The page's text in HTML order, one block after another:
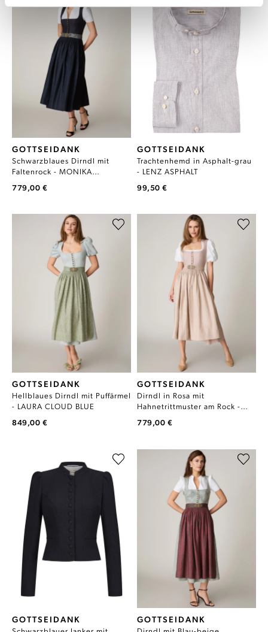
GOTTSEIDANK
Schwarzblaues Dirndl mit
Faltenrock - MONIKA
779,00 €
GOTTSEIDANK
Trachtenhemd in Asphalt-grau
- LENZ ASPHALT
99,50 €
GOTTSEIDANK
Hellblaues Dirndl mit Puffärmel
- LAURA CLOUD BLUE
849,00 €
GOTTSEIDANK
Dirndl in Rosa mit
Hahnetrittmuster am Rock -
779,00 €
GOTTSEIDANK GOTTSEIDANK